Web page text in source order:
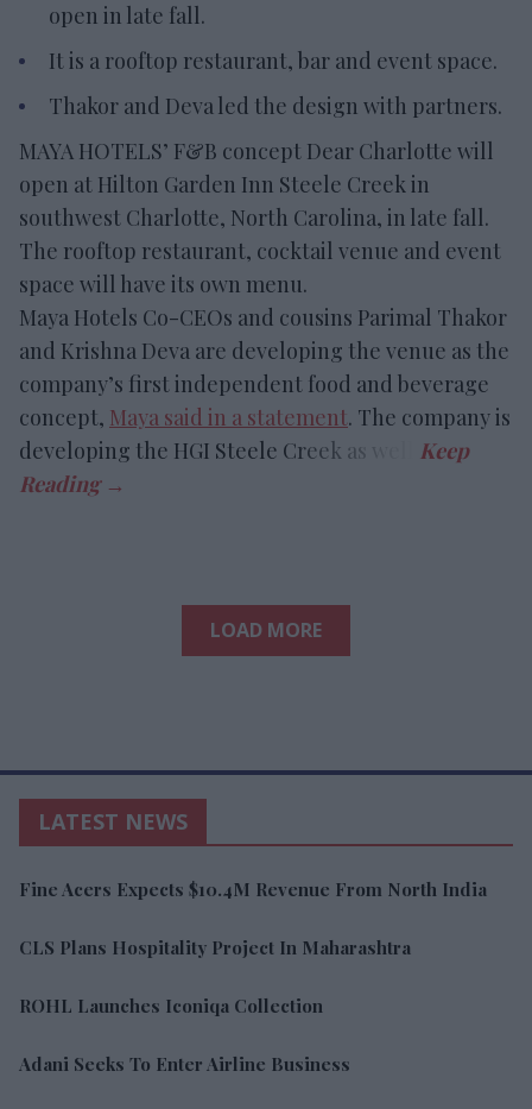
open in late fall.
It is a rooftop restaurant, bar and event space.
Thakor and Deva led the design with partners.
MAYA HOTELS’ F&B concept Dear Charlotte will
open at Hilton Garden Inn Steele Creek in
southwest Charlotte, North Carolina, in late fall.
The rooftop restaurant, cocktail venue and event
space will have its own menu.
Maya Hotels Co-CEOs and cousins Parimal Thakor
and Krishna Deva are developing the venue as the
company’s first independent food and beverage
concept, Maya said in a statement. The company is
developing the HGI Steele Creek as well.
LOAD MORE
LATEST NEWS
Fine Acers Expects $10.4M Revenue From North India
CLS Plans Hospitality Project In Maharashtra
ROHL Launches Iconiqa Collection
Adani Seeks To Enter Airline Business